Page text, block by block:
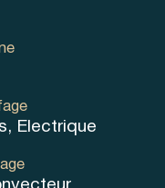
Electrique